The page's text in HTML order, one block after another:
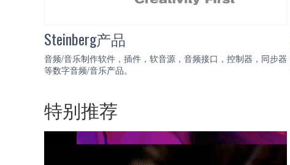
Steinberg产品
音频/音乐制作软件，插件，软音源，音频接口，控制器，同步器
等数字音频/音乐产品。
特别推荐